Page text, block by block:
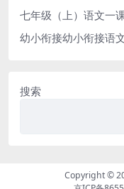
七年级（上）语文一
幼小衔接幼小衔接语
搜索
Copyright ©